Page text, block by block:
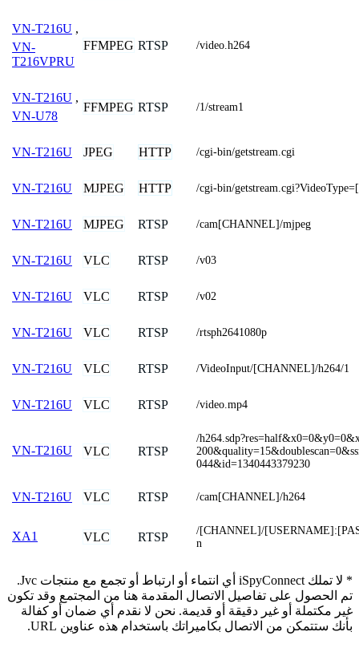
VN-T216U ,
VN-
T216VPRU
FFMPEG RTSP /video.h264
VN-T216U ,
VN-U78
FFMPEG RTSP /1/stream1
VN-T216U JPEG HTTP /cgi-bin/getstream.cgi
VN-T216U MJPEG HTTP /cgi-bin/
VN-T216U MJPEG RTSP /cam[CHANNEL]/mjpeg
VN-T216U VLC RTSP /v03
VN-T216U VLC RTSP /v02
VN-T216U VLC RTSP /rtsph2641080p
VN-T216U VLC RTSP /VideoInput/[CHANNEL]/h264/1
VN-T216U VLC RTSP /video.mp4
VN-T216U VLC RTSP
/
044&id=1340443379230
VN-T216U VLC RTSP /cam[CHANNEL]/h264
XA1 VLC RTSP
/[CHANNEL]/
n
* لا تملك iSpyConnect أي انتماء أو ارتباط أو تجمع مع منتجات Jvc.
تم الحصول على تفاصيل الاتصال المقدمة هنا من المجتمع وقد تكون
غير مكتملة أو غير دقيقة أو قديمة. نحن لا نقدم أي ضمان أو كفالة
بأنك ستتمكن من الاتصال بكاميراتك باستخدام هذه عناوين URL.